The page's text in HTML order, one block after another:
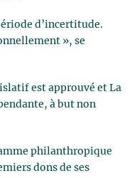
d’incertitude.
», se
est approuvé et La
à but non
philanthropique
dons de ses